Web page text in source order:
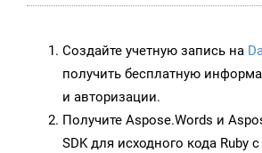
Создайте учетную запись на
получить бесплатную
и авторизации.
Получите Aspose.Words и
SDK для исходного кода Ruby с